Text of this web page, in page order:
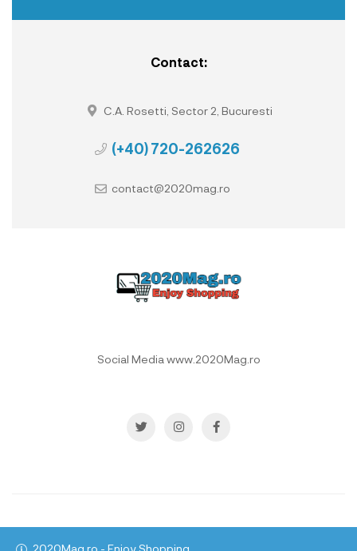
2020Mag.ro - Enjoy Shopping
Contact:
C.A. Rosetti, Sector 2, Bucuresti
(+40) 720-262626
contact@2020mag.ro
Social Media www.2020Mag.ro
Copyright © 2021 All rights reserved.